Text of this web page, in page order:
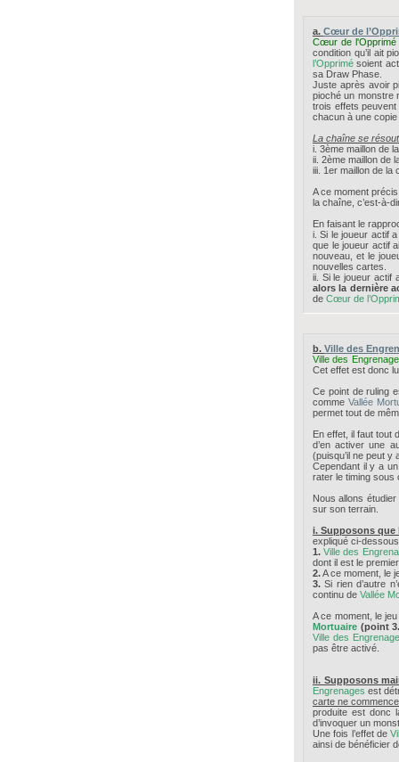
a. Cœur de
Cœur de l'Opprimé
condition qu’il ait
l’Opprimé soient
sa Draw Phase.
Juste après avoir
pioché un monstre
trois effets
chacun à une
La chaîne se
i. 3ème maillon de
ii. 2ème maillon de
iii. 1er maillon de la
A ce moment
la chaîne, c’est-à-
En faisant le
i. Si le joueur actif
que le joueur actif
nouveau, et le
nouvelles cartes.
ii. Si le joueur actif
alors la dernière
de Cœur de
b. Ville des
Ville des
Cet effet est donc
Ce point de ruling
commeVallée
permet tout de
En effet, il faut tout
d’en activer une
(puisqu’il ne peut y
Cependant il y a
rater le timing sous
Nous allons
sur son terrain.
i. Supposons que
expliqué ci-
1. Ville des
dont il est le
2.A ce moment, le
3. Si rien d’autre
continu de Vallée
A ce moment, le
Mortuaire (point
Ville des
pas être activé.
ii. Supposons
Engrenages est
carte ne
produite est donc
d’invoquer un
Une fois l’effet de
ainsi de bénéficier